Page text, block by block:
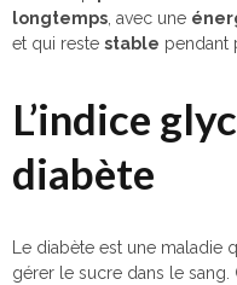
longtemps, avec une
et qui reste stable pendant
L’indice
diabète
Le diabète est une maladie
gérer le sucre dans le